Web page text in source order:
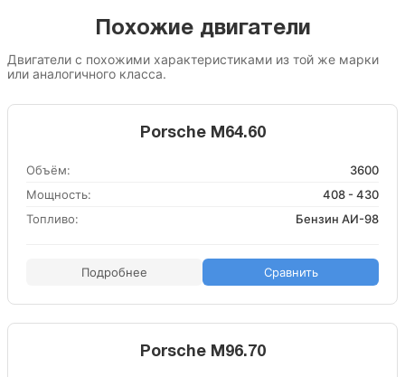
Похожие двигатели
Двигатели с похожими характеристиками из той же марки
или аналогичного класса.
Porsche M64.60
Объём:
3600
Мощность:
408 - 430
Топливо:
Бензин АИ-98
Подробнее Сравнить
Porsche M96.70